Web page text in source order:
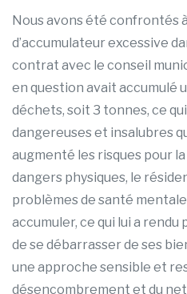
Nous avons été confrontés
d’accumulateur excessive
contrat avec le conseil
en question avait accumulé
déchets, soit 3 tonnes, ce
dangereuses et insalubres
augmenté les risques pour
dangers physiques, le
problèmes de santé mentale
accumuler, ce qui lui a
de se débarrasser de ses
une approche sensible et
désencombrement et du